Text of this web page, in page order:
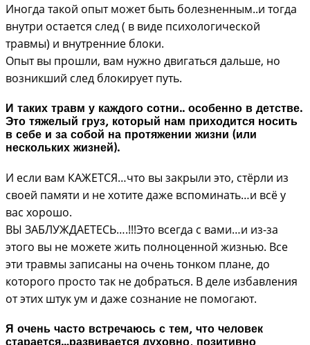
Иногда такой опыт может быть болезненным..и тогда
внутри остается след ( в виде психологической
травмы) и внутренние блоки.
Опыт вы прошли, вам нужно двигаться дальше, но
возникший след блокирует путь.
И таких травм у каждого сотни.. особенно в детстве.
Это тяжелый груз, который нам приходится носить
в себе и за собой на протяжении жизни (или
нескольких жизней).
И если вам КАЖЕТСЯ…что вы закрыли это, стёрли из
своей памяти и не хотите даже вспоминать…и всё у
вас хорошо.
ВЫ ЗАБЛУЖДАЕТЕСЬ….!!!Это всегда с вами…и из-за
этого вы не можете жить полноценной жизнью. Все
эти травмы записаны на очень тонком плане, до
которого просто так не добраться. В деле избавления
от этих штук ум и даже сознание не помогают.
Я очень часто встречаюсь с тем, что человек
старается…развивается духовно, позитивно